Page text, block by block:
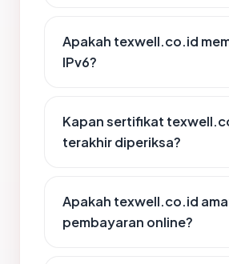
Apakah texwell.co.id
IPv6?
Kapan sertifikat
terakhir diperiksa?
Apakah texwell.co.id
pembayaran online?